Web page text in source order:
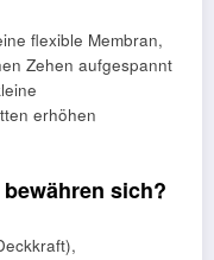
flexible Membran,
Zehen aufgespannt
erhöhen
sich?